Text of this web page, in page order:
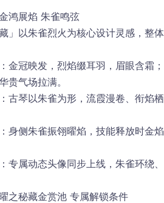
鸿展焰 朱雀鸣弦
」以朱雀烈火为核心设计灵感，整
金冠映发，烈焰缀耳羽，眉眼含霜
贵气场拉满。
古琴以朱雀为形，流霞漫卷、衔焰
身侧朱雀振翎曜焰，技能释放时金
：专属动态头像同步上线，朱雀环绕
之秘藏金赏池 专属解锁条件